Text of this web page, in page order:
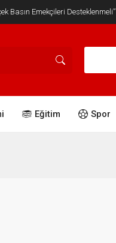
Basın Emekçileri Desteklenmeli”
Eğitim Spor